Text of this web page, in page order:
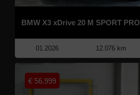
BMW X3 xDrive 20 M SPORT PRO
01.2026 12.076 km
€ 56.999